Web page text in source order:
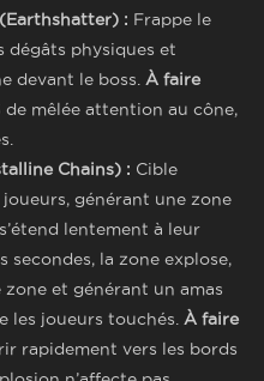
: Frappe le
dégâts physiques et
devant le boss. À faire
de mêlée attention au cône,
Chains) : Cible
générant une zone
lentement à leur
secondes, la zone explose,
et générant un amas
les joueurs touchés. À faire
rapidement vers les bords